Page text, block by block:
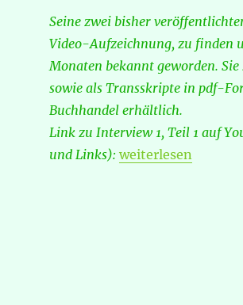
Seine zwei bisher
Video-Aufzeichnung, zu finden
Monaten bekannt geworden.
sowie als Transskripte in pdf-
Buchhandel erhältlich.
Link zu Interview 1, Teil 1 auf
und Links): „Alexander
weiterlesen